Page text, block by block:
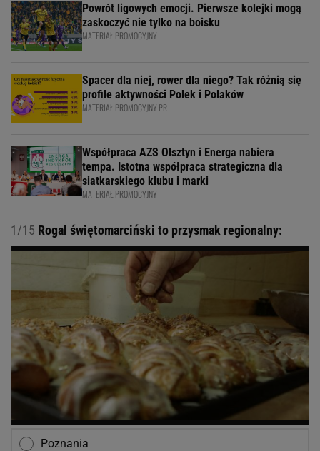
Powrót ligowych emocji. Pierwsze kolejki mogą
zaskoczyć nie tylko na boisku
MATERIAŁ PROMOCYJNY
Spacer dla niej, rower dla niego? Tak różnią się
profile aktywności Polek i Polaków
MATERIAŁ PROMOCYJNY PR
Współpraca AZS Olsztyn i Energa nabiera
tempa. Istotna współpraca strategiczna dla
siatkarskiego klubu i marki
MATERIAŁ PROMOCYJNY
1/15 Rogal świętomarciński to przysmak regionalny:
Poznania